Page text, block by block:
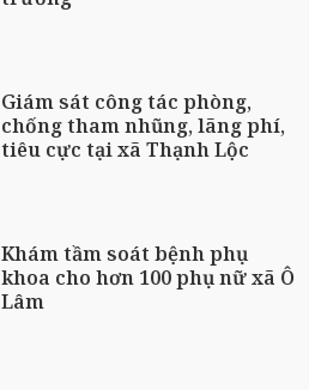
Giám sát công tác phòng,
chống tham nhũng, lãng phí,
tiêu cực tại xã Thạnh Lộc
Khám tầm soát bệnh phụ
khoa cho hơn 100 phụ nữ xã Ô
Lâm